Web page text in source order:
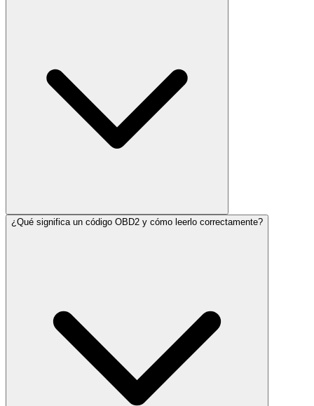
¿Qué significa un código OBD2 y cómo leerlo correctamente?